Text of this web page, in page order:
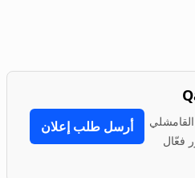
فعّال
أرسل طلب إعلان